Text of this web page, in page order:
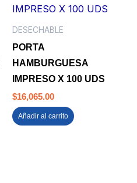
DESECHABLE
PORTA
HAMBURGUESA
IMPRESO X 100 UDS
$16,065.00
Añadir al carrito